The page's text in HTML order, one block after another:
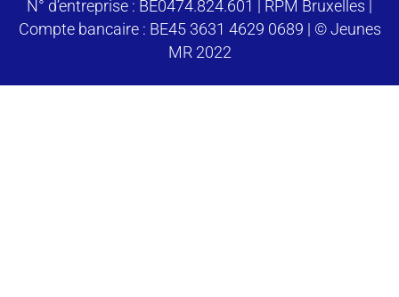
N° d’entreprise : BE0474.824.601 | RPM Bruxelles |
Compte bancaire : BE45 3631 4629 0689 | © Jeunes
MR 2022